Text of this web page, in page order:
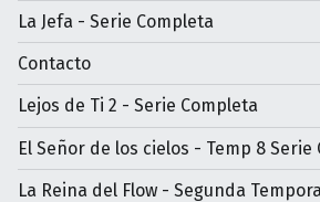
La Jefa - Serie Completa
Contacto
Lejos de Ti 2 - Serie Completa
El Señor de los cielos - Temp 8 Serie
La Reina del Flow - Segunda